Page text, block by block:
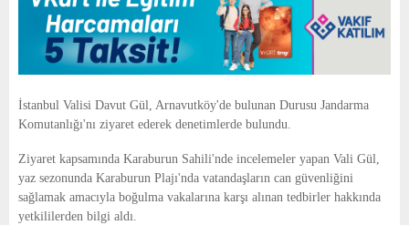
E
U
İstanbul Valisi Davut Gül, Arnavutköy'de bulunan Durusu Jandarma
Komutanlığı'nı ziyaret ederek denetimlerde bulundu.
Ziyaret kapsamında Karaburun Sahili'nde incelemeler yapan Vali Gül,
yaz sezonunda Karaburun Plajı'nda vatandaşların can güvenliğini
sağlamak amacıyla boğulma vakalarına karşı alınan tedbirler hakkında
yetkililerden bilgi aldı.